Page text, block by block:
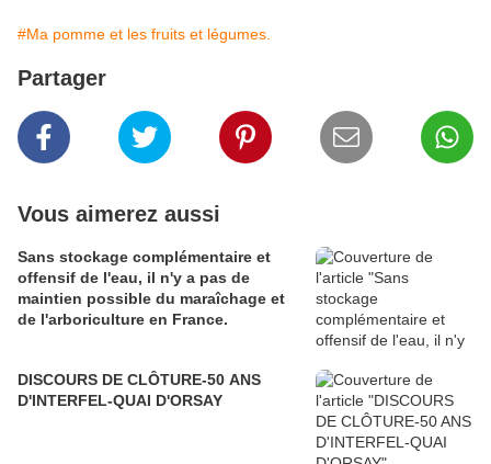
#Ma pomme et les fruits et légumes.
Partager
Vous aimerez aussi
Sans stockage complémentaire et
offensif de l'eau, il n'y a pas de
maintien possible du maraîchage et
de l'arboriculture en France.
DISCOURS DE CLÔTURE-50 ANS
D'INTERFEL-QUAI D'ORSAY